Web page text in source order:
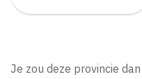
Je zou deze provincie